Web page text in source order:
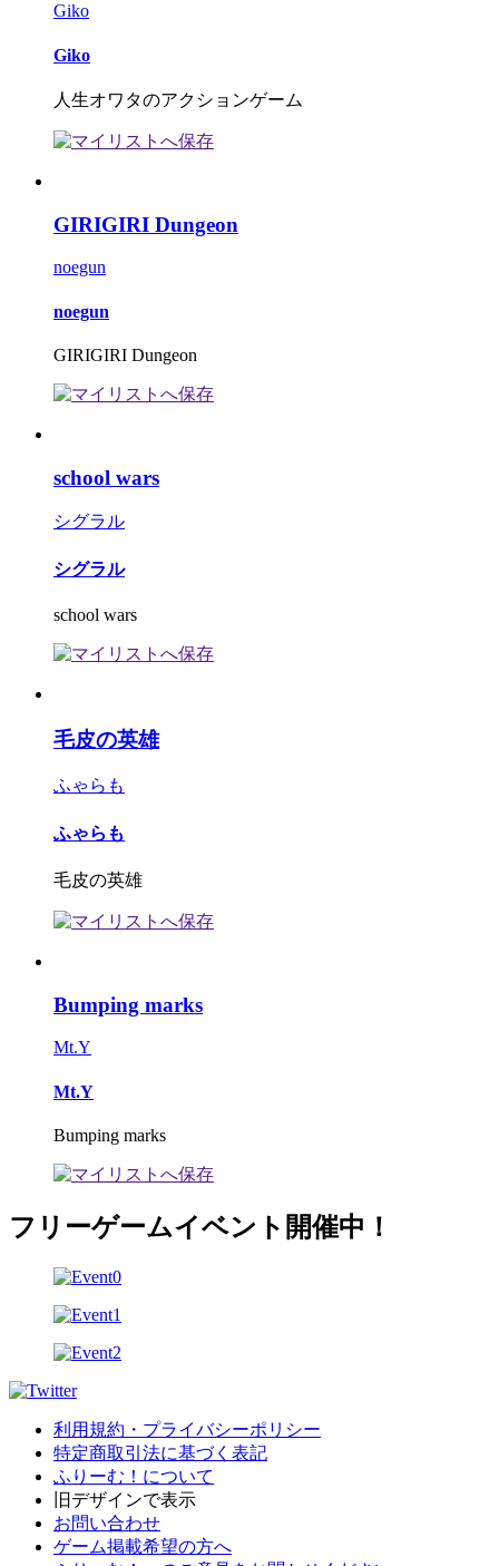
Giko
Giko
人生オワタのアクションゲーム
GIRIGIRI Dungeon
noegun
noegun
GIRIGIRI Dungeon
school wars
シグラル
シグラル
school wars
毛皮の英雄
ふゃらも
ふゃらも
毛皮の英雄
Bumping marks
Mt.Y
Mt.Y
Bumping marks
フリーゲームイベント開催中！
利用規約・プライバシーポリシー
特定商取引法に基づく表記
ふりーむ！について
旧デザインで表示
お問い合わせ
ゲーム掲載希望の方へ